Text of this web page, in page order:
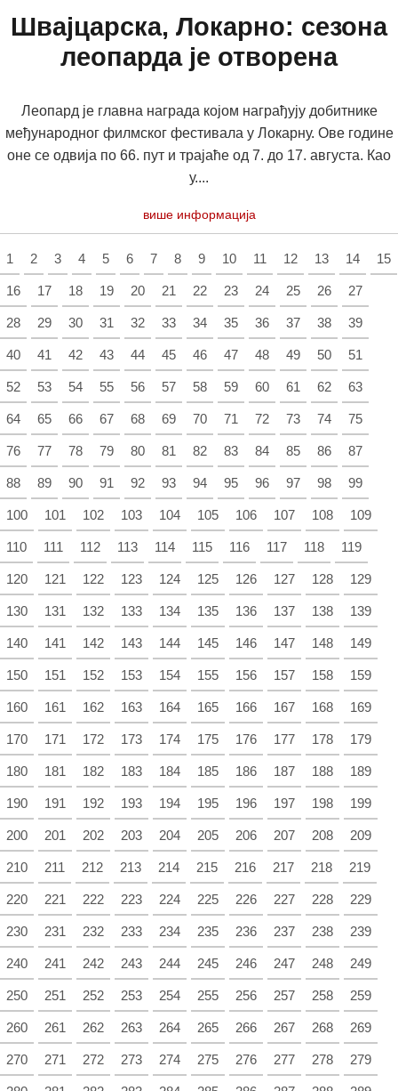
Швајцарска, Локарно: сезона
леопарда је отворена
Леопард је главна награда којом награђују добитнике
међународног филмског фестивала у Локарну. Ове године
оне се одвија по 66. пут и трајаће од 7. до 17. августа. Као
у....
више информација
1 2 3 4 5 6 7 8 9 10 11 12 13 14 15
16 17 18 19 20 21 22 23 24 25 26 27
28 29 30 31 32 33 34 35 36 37 38 39
40 41 42 43 44 45 46 47 48 49 50 51
52 53 54 55 56 57 58 59 60 61 62 63
64 65 66 67 68 69 70 71 72 73 74 75
76 77 78 79 80 81 82 83 84 85 86 87
88 89 90 91 92 93 94 95 96 97 98 99
100 101 102 103 104 105 106 107 108 109
110 111 112 113 114 115 116 117 118 119
120 121 122 123 124 125 126 127 128 129
130 131 132 133 134 135 136 137 138 139
140 141 142 143 144 145 146 147 148 149
150 151 152 153 154 155 156 157 158 159
160 161 162 163 164 165 166 167 168 169
170 171 172 173 174 175 176 177 178 179
180 181 182 183 184 185 186 187 188 189
190 191 192 193 194 195 196 197 198 199
200 201 202 203 204 205 206 207 208 209
210 211 212 213 214 215 216 217 218 219
220 221 222 223 224 225 226 227 228 229
230 231 232 233 234 235 236 237 238 239
240 241 242 243 244 245 246 247 248 249
250 251 252 253 254 255 256 257 258 259
260 261 262 263 264 265 266 267 268 269
270 271 272 273 274 275 276 277 278 279